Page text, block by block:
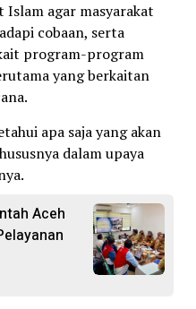
agar masyarakat
cobaan, serta
program-program
yang berkaitan
apa saja yang akan
dalam upaya
Aceh